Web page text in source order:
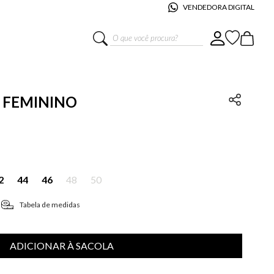
VENDEDORA DIGITAL
O que você procura?
FEMININO
44 46 48 50
Tabela de medidas
ADICIONAR À SACOLA